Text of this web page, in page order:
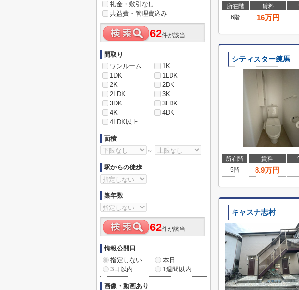
所在階 賃料
6階
16万円
シティスター練馬
所在階 賃料
5階
8.9万円
キャスナ志村
礼金・敷引なし
共益費・管理費込み
62件が該当
間取り
ワンルーム
1K
1DK
1LDK
2K
2DK
2LDK
3K
3DK
3LDK
4K
4DK
4LDK以上
面積
～
駅からの徒歩
築年数
62件が該当
情報公開日
指定しない
本日
3日以内
1週間以内
画像・動画あり